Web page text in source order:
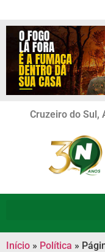
Cruzeiro do Sul,
Início » Política »